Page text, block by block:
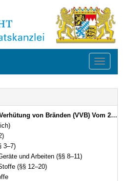
Toggle
(VVB) Vom 29. April 1981 (BayRS III S. 615) BayRS 215-2-1-I (§§ 1–28)
3–7)
und Arbeiten (§§ 8–11)
(§§ 12–20)